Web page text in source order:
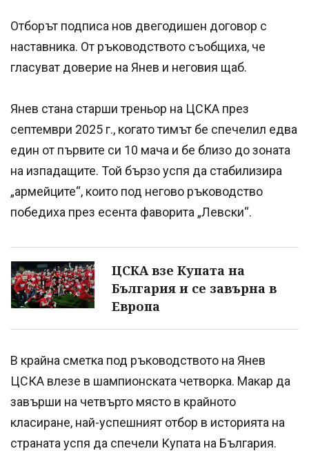
Отборът подписа нов двегодишен договор с
наставника. От ръководството съобщиха, че
гласуват доверие на Янев и неговия щаб.
Янев стана старши треньор на ЦСКА през
септември 2025 г., когато тимът бе спечелил едва
един от първите си 10 мача и бе близо до зоната
на изпадащите. Той бързо успя да стабилизира
„армейците“, които под негово ръководство
победиха през есента фаворита „Левски“.
ЦСКА взе Купата на
България и се завърна в
Европа
В крайна сметка под ръководството на Янев
ЦСКА влезе в шампионската четворка. Макар да
завърши на четвърто място в крайното
класиране, най-успешният отбор в историята на
страната успя да спечели Купата на България.